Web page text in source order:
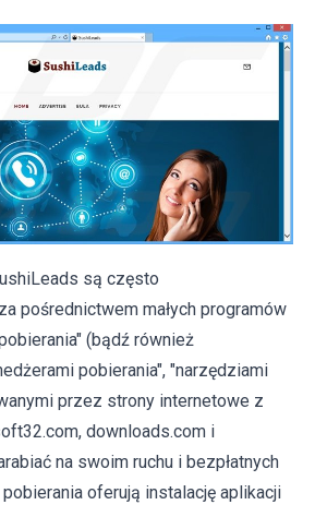
są często
pośrednictwem małych programów
(bądź również
pobierania", "narzędziami
przez strony internetowe z
downloads.com i
na swoim ruchu i bezpłatnych
oferują instalację aplikacji